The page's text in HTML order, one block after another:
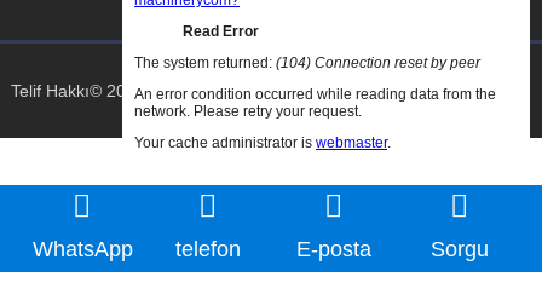
Telif Hakkı© 2025 Goodao.Cn Tüm Hakları Saklıdır
WhatsApp telefon E-posta Sorgu